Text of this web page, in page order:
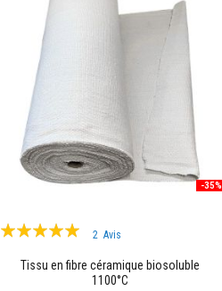
-35%
Évaluation:
2 Avis
Tissu en fibre céramique biosoluble
1100°C